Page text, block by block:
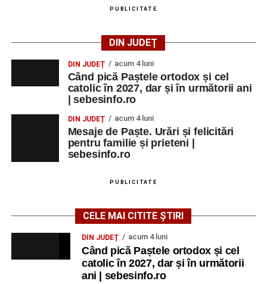
PUBLICITATE
DIN JUDEȚ
DIN JUDEȚ acum 4 luni
Când pică Paștele ortodox și cel
catolic în 2027, dar și în următorii ani
| sebesinfo.ro
DIN JUDEȚ acum 4 luni
Mesaje de Paște. Urări și felicitări
pentru familie și prieteni |
sebesinfo.ro
PUBLICITATE
CELE MAI CITITE ȘTIRI
DIN JUDEȚ acum 4 luni
Când pică Paștele ortodox și cel
catolic în 2027, dar și în următorii
ani | sebesinfo.ro